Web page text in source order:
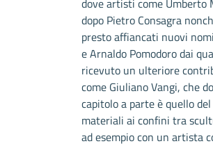
dove artisti come Umberto
dopo Pietro Consagra
presto affiancati nuovi
e Arnaldo Pomodoro dai
ricevuto un ulteriore
come Giuliano Vangi, che
capitolo a parte è quello
materiali ai confini tra
ad esempio con un artista